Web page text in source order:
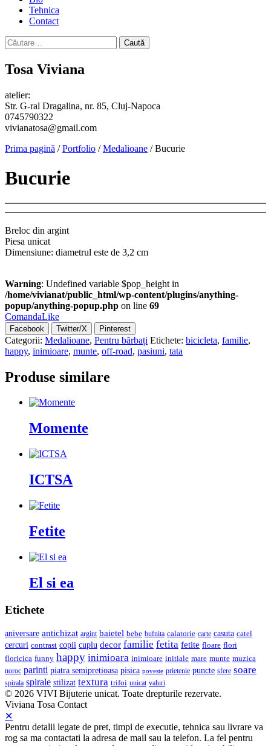
Tehnica
Contact
Caută
după:
Tosa Viviana
atelier:
Str. G-ral Dragalina, nr. 85, Cluj-Napoca
0745790322
vivianatosa@gmail.com
Prima pagină /Portfolio /Medalioane / Bucurie
Bucurie
Breloc din argint
Piesa unicat
Dimensiune: diametrul este de 3,2 cm
Warning: Undefined variable $pop_height in
/home/vivianat/public_html/wp-content/plugins/anything-
popup/anything-popup.php on line 69
ComandaLike
Facebook Twitter/X Pinterest
Categorii: Medalioane, Pentru bărbați Etichete: bicicleta, familie,
happy, inimioare, munte, off-road, pasiuni, tata
Produse similare
Momente
ICTSA
Fetite
El si ea
Etichete
aniversare antichizat argint baietel bebe bufnita calatorie carte casuta catel
cercuri contrast copii cuplu decor familie fetita fetite floare flori
floricica funny happy inimioara inimioare initiale mare munte muzica
noroc parinti piatra semipretioasa pisica poveste prietenie puncte sfere soare
spirala spirale stilizat textura trifoi unicat valuri
© 2026 VIVI Bijuterie unicat. Toate drepturile rezervate.
Viviana Tosa Contact
✕
Pentru detalii legate de pret, timpi de executie, tehnica sau livrare va
rog sa ma contactati la adresa de mail sau la telefon. La fel pentru